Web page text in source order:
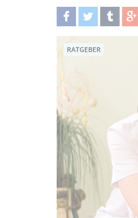
teilentwittern teilen teilen
RATGEBER